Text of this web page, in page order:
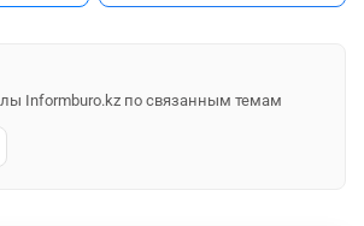
Informburo.kz по связанным темам